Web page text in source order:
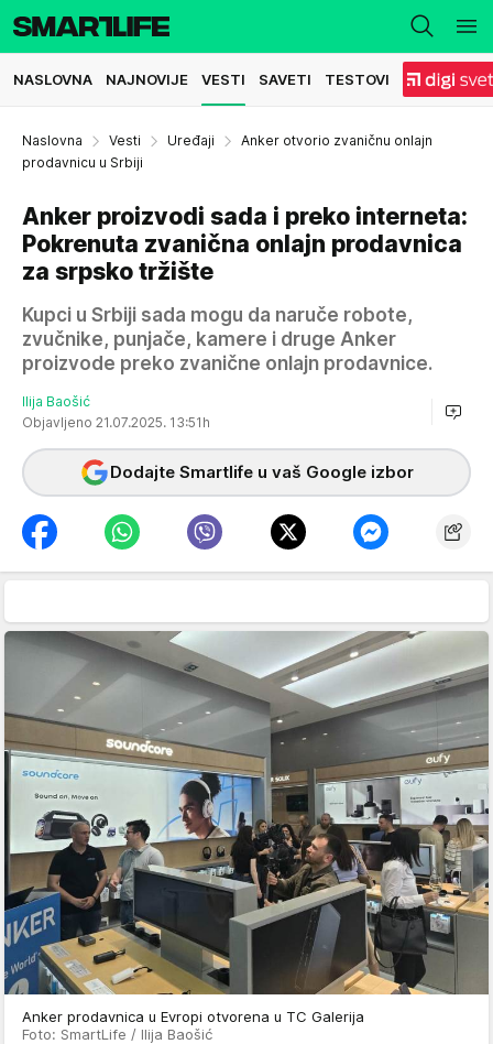
NASLOVNA NAJNOVIJE VESTI SAVETI TESTOVI
Naslovna Vesti Uređaji
Anker otvorio zvaničnu onlajn
prodavnicu u Srbiji
Anker proizvodi sada i preko interneta:
Pokrenuta zvanična onlajn prodavnica
za srpsko tržište
Kupci u Srbiji sada mogu da naruče robote,
zvučnike, punjače, kamere i druge Anker
proizvode preko zvanične onlajn prodavnice.
Ilija Baošić
Objavljeno 21.07.2025. 13:51h
Dodajte Smartlife u vaš Google izbor
Anker prodavnica u Evropi otvorena u TC Galerija
Foto: SmartLife / Ilija Baošić